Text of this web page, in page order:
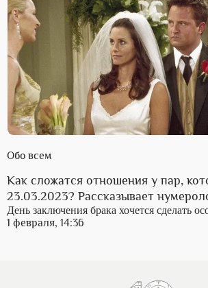
Обо всем
Как сложатся отношения у пар,
23.03.2023? Рассказывает
День заключения брака хочется сделать
1 февраля, 14:36